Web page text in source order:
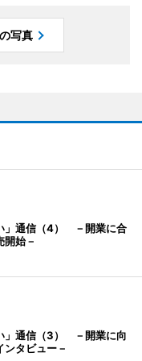
写真
」通信（4） －開業に合
開始－
」通信（3） －開業に向
ンタビュー－